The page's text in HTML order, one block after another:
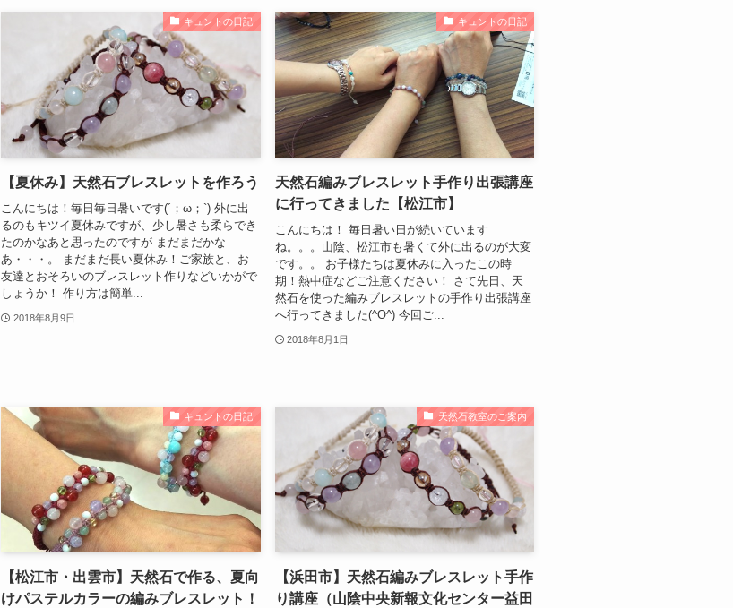
キュントの日記
【夏休み】天然石ブレスレットを作ろう
こんにちは！毎日毎日暑いです(´；ω；`) 外に出
るのもキツイ夏休みですが、少し暑さも柔らでき
たのかなあと思ったのですが まだまだかな
あ・・・。 まだまだ長い夏休み！ご家族と、お
友達とおそろいのブレスレット作りなどいかがで
しょうか！ 作り方は簡単...
2018年8月9日
キュントの日記
天然石編みブレスレット手作り出張講座
に行ってきました【松江市】
こんにちは！ 毎日暑い日が続いています
ね。。。山陰、松江市も暑くて外に出るのが大変
です。。 お子様たちは夏休みに入ったこの時
期！熱中症などご注意ください！ さて先日、天
然石を使った編みブレスレットの手作り出張講座
へ行ってきました(^O^) 今回ご...
2018年8月1日
キュントの日記
【松江市・出雲市】天然石で作る、夏向
けパステルカラーの編みブレスレット！
天然石教室のご案内
【浜田市】天然石編みブレスレット手作
り講座（山陰中央新報文化センター益田